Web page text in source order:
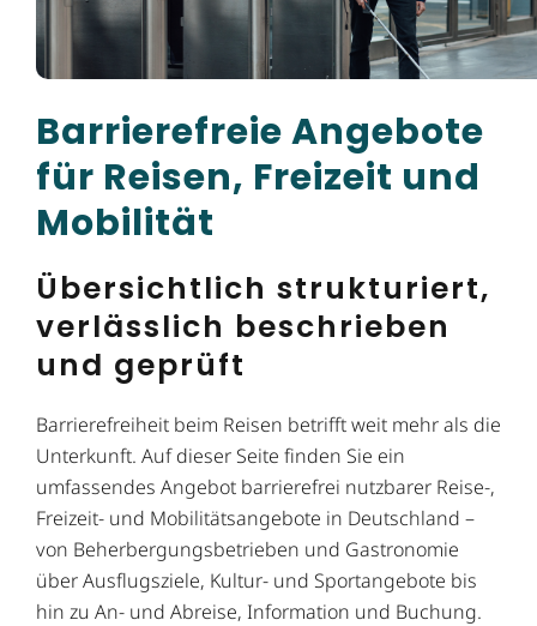
Barrierefreie Angebote
für Reisen, Freizeit und
Mobilität
Übersichtlich strukturiert,
verlässlich beschrieben
und geprüft
Barrierefreiheit beim Reisen betrifft weit mehr als die
Unterkunft. Auf dieser Seite finden Sie ein
umfassendes Angebot barrierefrei nutzbarer Reise-,
Freizeit- und Mobilitätsangebote in Deutschland –
von Beherbergungsbetrieben und Gastronomie
über Ausflugsziele, Kultur- und Sportangebote bis
hin zu An- und Abreise, Information und Buchung.